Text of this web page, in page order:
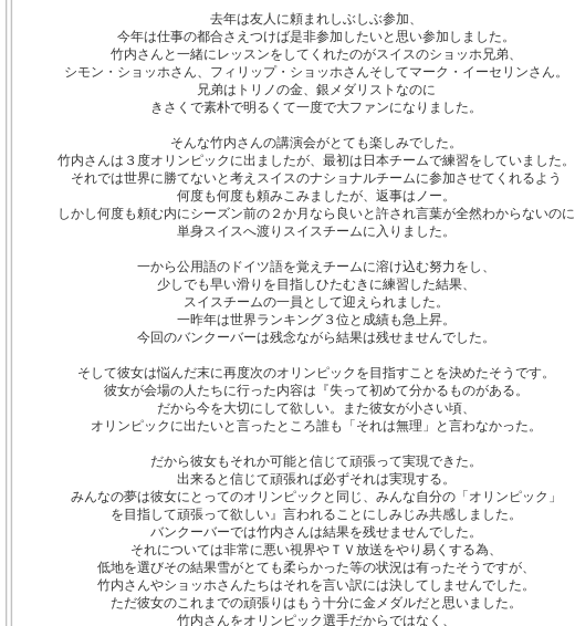
去年は友人に頼まれしぶしぶ参加、
今年は仕事の都合さえつけば是非参加したいと思い参加しました。
竹内さんと一緒にレッスンをしてくれたのがスイスのショッホ兄弟、
シモン・ショッホさん、フィリップ・ショッホさんそしてマーク・イーセリンさん。
兄弟はトリノの金、銀メダリストなのに
きさくで素朴で明るくて一度で大ファンになりました。
そんな竹内さんの講演会がとても楽しみでした。
竹内さんは３度オリンピックに出ましたが、最初は日本チームで練習をしていました。
それでは世界に勝てないと考えスイスのナショナルチームに参加させてくれるよう
何度も何度も頼みこみましたが、返事はノー。
しかし何度も頼む内にシーズン前の２か月なら良いと許され言葉が全然わからないのに
単身スイスへ渡りスイスチームに入りました。
一から公用語のドイツ語を覚えチームに溶け込む努力をし、
少しでも早い滑りを目指しひたむきに練習した結果、
スイスチームの一員として迎えられました。
一昨年は世界ランキング３位と成績も急上昇。
今回のバンクーバーは残念ながら結果は残せませんでした。
そして彼女は悩んだ末に再度次のオリンピックを目指すことを決めたそうです。
彼女が会場の人たちに行った内容は 『失って初めて分かるものがある。
だから今を大切にして欲しい。 また彼女が小さい頃、
オリンピックに出たいと言ったところ誰も「それは無理」と言わなかった。
だから彼女もそれか可能と信じて頑張って実現できた。
出来ると信じて頑張れば必ずそれは実現する。
みんなの夢は彼女にとってのオリンピックと同じ、みんな自分の「オリンピック」
を目指して頑張って欲しい』 言われることにしみじみ共感しました。
バンクーバーでは竹内さんは結果を残せませんでした。
それについては非常に悪い視界やＴＶ放送をやり易くする為、
低地を選びその結果雪がとても柔らかった等の状況は有ったそうですが、
竹内さんやショッホさんたちはそれを言い訳には決してしませんでした。
ただ彼女のこれまでの頑張りはもう十分に金メダルだと思いました。
竹内さんをオリンピック選手だからではなく、